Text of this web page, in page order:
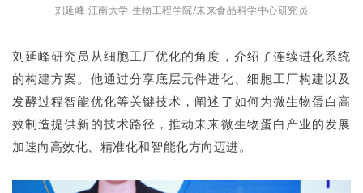
刘延峰 江南大学 生物工程学院/未来食品科学中心研究员
刘延峰研究员从细胞工厂优化的角度，介绍了连续进化系统
的构建方案。他通过分享底层元件进化、细胞工厂构建以及
发酵过程智能优化等关键技术，阐述了如何为微生物蛋白高
效制造提供新的技术路径，推动未来微生物蛋白产业的发展
加速向高效化、精准化和智能化方向迈进。